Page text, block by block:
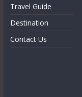
Travel Guide
Destination
Contact Us